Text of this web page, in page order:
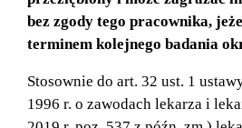
bez zgody tego pracownika,
terminem kolejnego badania
Stosownie do art. 32 ust. 1
1996 r. o zawodach lekarza i